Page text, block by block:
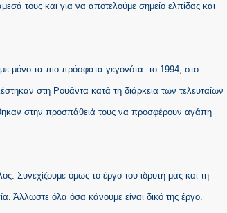
τους και για να αποτελούμε σημείο ελπίδας και
μόνο τα πιο πρόσφατα γεγονότα: το 1994, στο
στη Ρουάντα κατά τη διάρκεια των τελευταίων
στην προσπάθειά τους να προσφέρουν αγάπη
Συνεχίζουμε όμως το έργο του ιδρυτή μας και τη
Άλλωστε όλα όσα κάνουμε είναι δικό της έργο.